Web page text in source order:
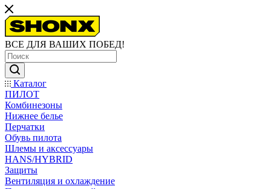
ВСЕ ДЛЯ ВАШИХ ПОБЕД!
Каталог
ПИЛОТ
Комбинезоны
Нижнее белье
Перчатки
Обувь пилота
Шлемы и аксессуары
HANS/HYBRID
Защиты
Вентиляция и охлаждение